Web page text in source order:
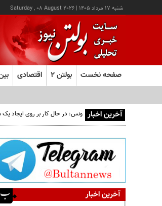
شنبه ۱۷ مرداد ۱۴۰۵ |
Saturday , 08 August 2026
صفحه نخست بولتن ۲ اقتصادی
آخرین اخبار
آخرین اخبار